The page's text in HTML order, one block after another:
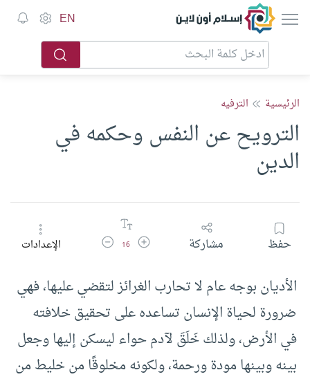
إسلام أون لاين EN
الرئيسية الترفيه
الترويح عن النفس وحكمه في
الدين
حفظ مشاركة زيادة حجم الخط
16 تقليل حجم الخطالإعدادات
الأديان بوجه عام لا تحارب الغرائز لتقضي عليها، فهي
ضرورة لحياة الإنسان تساعده على تحقيق خلافته
في الأرض، ولذلك خَلَقَ لآدم حواء ليسكن إليها وجعل
بينه وبينها مودة ورحمة، ولكونه مخلوقًا من خليط من